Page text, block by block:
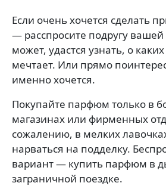
Если очень хочется сделать
— расспросите подругу
может, удастся узнать, о
мечтает. Или прямо
именно хочется.
Покупайте парфюм только в
магазинах или фирменных
сожалению, в мелких
нарваться на подделку.
вариант — купить парфюм в
заграничной поездке.